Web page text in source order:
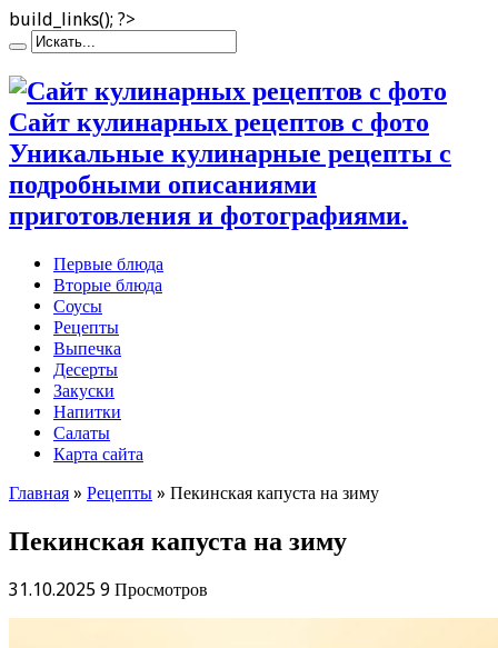
build_links(); ?>
Сайт кулинарных рецептов с фото
Уникальные кулинарные рецепты с
подробными описаниями
приготовления и фотографиями.
Первые блюда
Вторые блюда
Соусы
Рецепты
Выпечка
Десерты
Закуски
Напитки
Салаты
Карта сайта
Главная » Рецепты » Пекинская капуста на зиму
Пекинская капуста на зиму
31.10.2025 9 Просмотров